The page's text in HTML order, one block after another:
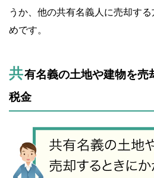
うか、他の共有名義人に売却す
めです。
共有名義の土地や建物を売
税金